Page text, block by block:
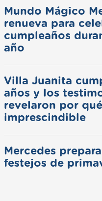
Mundo Mágico
renueva para
cumpleaños
año
Villa Juanita
años y los
revelaron por
imprescindible
Mercedes
festejos de